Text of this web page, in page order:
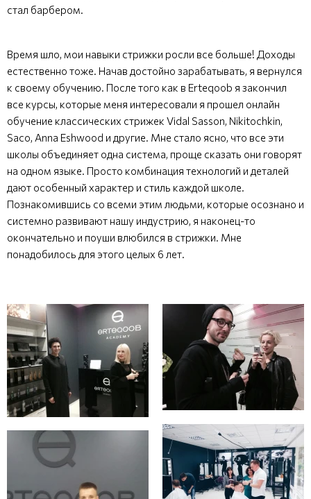
стал барбером.
Время шло, мои навыки стрижки росли все больше! Доходы
естественно тоже. Начав достойно зарабатывать, я вернулся
к своему обучению. После того как в Erteqoob я закончил
все курсы, которые меня интересовали я прошел онлайн
обучение классических стрижек Vidal Sasson, Nikitochkin,
Saco, Anna Eshwood и другие. Мне стало ясно, что все эти
школы объединяет одна система, проще сказать они говорят
на одном языке. Просто комбинация технологий и деталей
дают особенный характер и стиль каждой школе.
Познакомившись со всеми этим людьми, которые осознано и
системно развивают нашу индустрию, я наконец-то
окончательно и поуши влюбился в стрижки. Мне
понадобилось для этого целых 6 лет.